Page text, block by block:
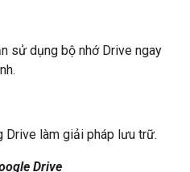
sử dụng bộ nhớ Drive ngay
Drive làm giải pháp lưu trữ.
Drive